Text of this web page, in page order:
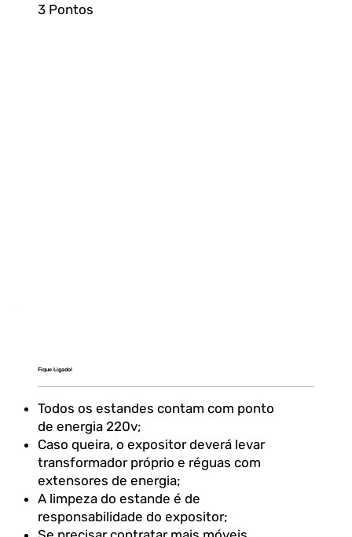
3 Pontos
Fique Ligado!
Todos os estandes contam com ponto
de energia 220v;
Caso queira, o expositor deverá levar
transformador próprio e réguas com
extensores de energia;
A limpeza do estande é de
responsabilidade do expositor;